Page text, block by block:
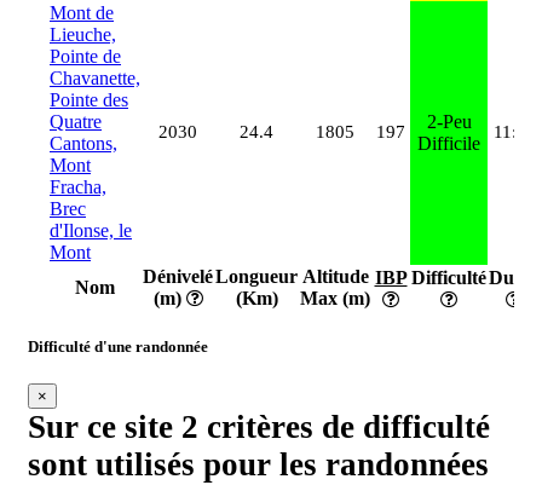
Mont de
Lieuche,
Pointe de
Chavanette,
Pointe des
Quatre
Cantons,
Mont
Fracha,
Brec
d'Ilonse, le
Mont
2030 24.4 1805 197
2-Peu
Difficile
11:11
Nom
Dénivelé
(m)
Longueur
(Km)
Altitude
Max (m)
IBP DifficultéDurée
Difficulté d'une randonnée
×
Sur ce site 2 critères de difficulté
sont utilisés pour les randonnées